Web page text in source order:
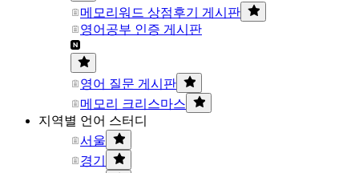
메모리워드 상점후기 게시판
영어공부 인증 게시판
영어 질문 게시판
메모리 크리스마스
지역별 언어 스터디
서울
경기